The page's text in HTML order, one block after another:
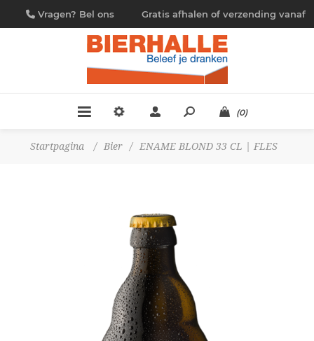
Vragen? Bel ons
09/230.88.44
Gratis afhalen of verzending vanaf
€ 4,95
(0)
Startpagina / Bier / ENAME BLOND 33 CL | FLES